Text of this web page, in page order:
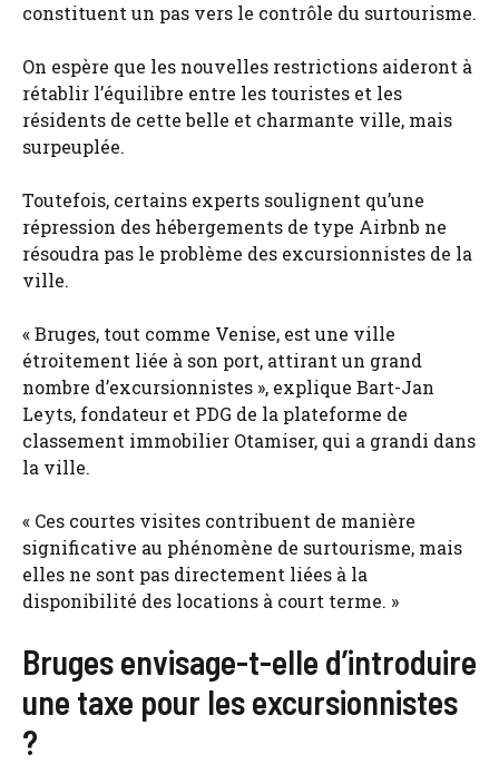
constituent un pas vers le contrôle du surtourisme.
On espère que les nouvelles restrictions aideront à
rétablir l’équilibre entre les touristes et les
résidents de cette belle et charmante ville, mais
surpeuplée.
Toutefois, certains experts soulignent qu’une
répression des hébergements de type Airbnb ne
résoudra pas le problème des excursionnistes de la
ville.
« Bruges, tout comme Venise, est une ville
étroitement liée à son port, attirant un grand
nombre d’excursionnistes », explique Bart-Jan
Leyts, fondateur et PDG de la plateforme de
classement immobilier Otamiser, qui a grandi dans
la ville.
« Ces courtes visites contribuent de manière
significative au phénomène de surtourisme, mais
elles ne sont pas directement liées à la
disponibilité des locations à court terme. »
Bruges envisage-t-elle d’introduire
une taxe pour les excursionnistes
?